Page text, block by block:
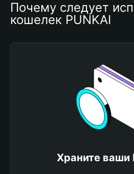
Почему следует
кошелек PUNKAI
Храните ваши